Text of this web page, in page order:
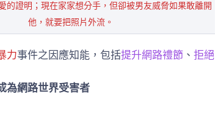
的證明；現在家家想分手，但卻被男友威脅如果敢離開
他，就要把照片外流。
力事件之因應知能，包括提升網路禮節 、 拒絕
為網路世界受害者